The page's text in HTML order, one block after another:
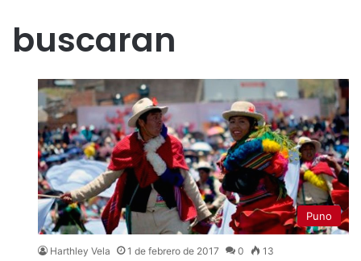
buscaran
Puno
Harthley Vela 1 de febrero de 2017 0 13